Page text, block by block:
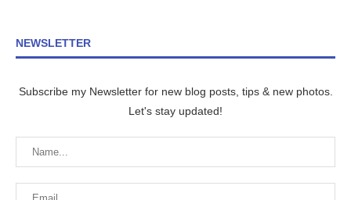
NEWSLETTER
Subscribe my Newsletter for new blog posts, tips & new photos.
Let's stay updated!